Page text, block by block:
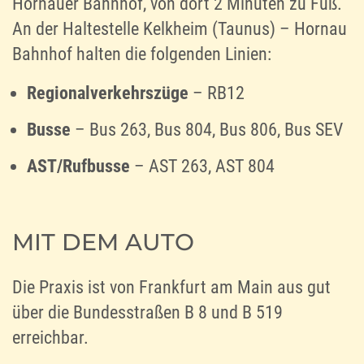
An der Haltestelle Kelkheim (Taunus) – Hornau
Bahnhof halten die folgenden Linien:
Regionalverkehrszüge – RB12
Busse – Bus 263, Bus 804, Bus 806, Bus SEV
AST/Rufbusse – AST 263, AST 804
MIT DEM AUTO
Die Praxis ist von Frankfurt am Main aus gut
über die Bundesstraßen B 8 und B 519
erreichbar.